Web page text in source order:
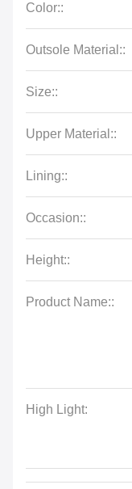
Color::
Outsole Material::
Size::
Upper Material::
Lining::
Occasion::
Height::
Product Name::
High Light: